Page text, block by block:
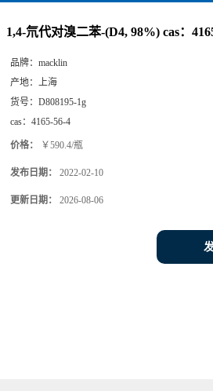
1,4-氘代对溴二苯-(D4, 98%) cas：
品牌： macklin
产地： 上海
货号： D808195-1g
cas： 4165-56-4
价格： ￥590.4/瓶
发布日期： 2022-02-10
更新日期： 2026-08-06